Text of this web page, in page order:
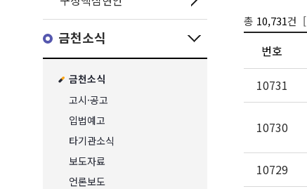
금천소식
금천소식
고시·공고
입법예고
타기관소식
보도자료
언론보도
총 10,731건 [
번호
10731
10730
10729